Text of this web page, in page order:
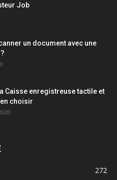
Job
un document avec une
Caisse enregistreuse tactile et
choisir
272